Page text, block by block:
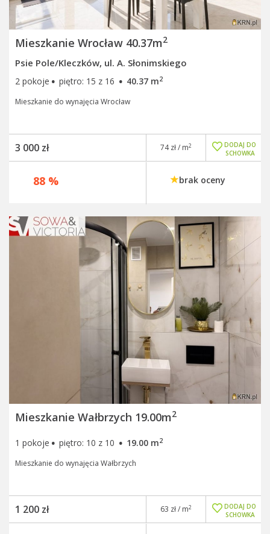
Mieszkanie Wrocław 40.37m2
Psie Pole/Kleczków, ul. A. Słonimskiego
2 pokoje · piętro: 15 z 16 · 40.37 m2
Mieszkanie do wynajęcia Wrocław
3 000 zł
DODAJ DO
SCHOWKA
74 zł / m2
88 % brak oceny
Mieszkanie Wałbrzych 19.00m2
1 pokoje · piętro: 10 z 10 · 19.00 m2
Mieszkanie do wynajęcia Wałbrzych
1 200 zł
DODAJ DO
SCHOWKA
63 zł / m2